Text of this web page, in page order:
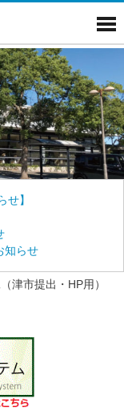
せ】
知らせ
津市提出・HP用）